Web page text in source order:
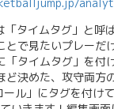
「タイムタグ」と呼
とで見たいプレーだ
「タイムタグ」を付
ど決めた、攻守両方
ル」にタグを付け